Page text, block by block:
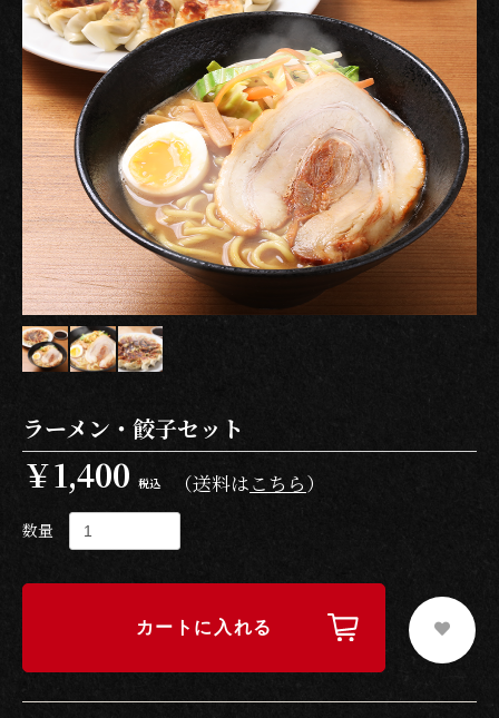
ラーメン・餃子セット
￥1,400 税込 （送料はこちら）
数量
カートに入れる